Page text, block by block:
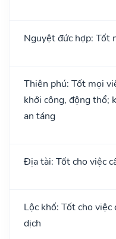
Nguyệt đức hợp: Tốt
Thiên phú: Tốt mọi
khởi công, động thổ;
an táng
Địa tài: Tốt cho việc
Lộc khố: Tốt cho
dịch